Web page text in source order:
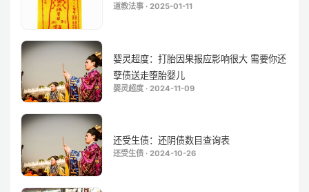
道教法事 · 2025-01-11
婴灵超度：打胎因果报应影响很大 需要你还
孽债送走堕胎婴儿
婴灵超度 · 2024-11-09
还受生债：还阴债数目查询表
还受生债 · 2024-10-26